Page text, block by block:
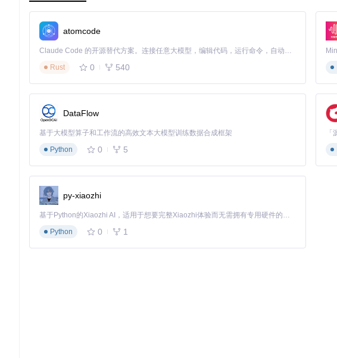
二进制数据区偏移
解决方案：从临时规避到彻底解决
方案1：格式转换（适用场景：紧急数据分析）
操作复杂度：⭐⭐
使用ProteoWizard的msconvert工具将mzXML转换为mzML格式：
操作复杂度
atomcode
Claude Code 的开源替代方案。连接任意大模型，编辑代码，运行命令，自动验证 — 全自动执行。用 Rust 构建，极致性能。 ｜ An open-source alternative to Claude Code. Connect any LLM, edit code, run commands, and verify changes — autonomously. Built in Rust for speed. Get Started
Rust
0 540
DataFlow
基于大模型算子和工作流的高效文本大模型训练数据合成框架
Python
0 5
py-xiaozhi
基于Python的Xiaozhi AI，适用于想要完整Xiaozhi体验而无需拥有专用硬件的用户。
Python
0 1